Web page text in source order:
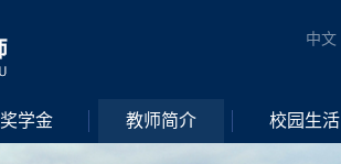
中文
奖学金 教师简介 校园生活